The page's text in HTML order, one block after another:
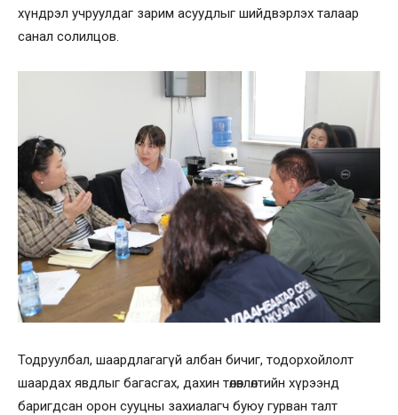
хүндрэл учруулдаг зарим асуудлыг шийдвэрлэх талаар
санал солилцов.
Тодруулбал, шаардлагагүй албан бичиг, тодорхойлолт
шаардах явдлыг багасгах, дахин төлөвлөлтийн хүрээнд
баригдсан орон сууцны захиалагч буюу гурван талт